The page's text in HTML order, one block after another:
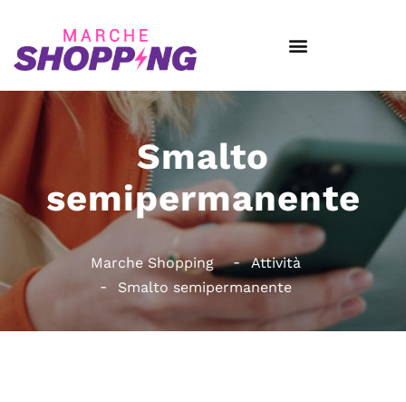
Smalto
semipermanente
Marche Shopping
Attività
Smalto semipermanente